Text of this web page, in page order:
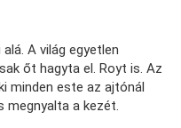
A világ egyetlen
őt hagyta el. Royt is. Az
minden este az ajtónál
megnyalta a kezét.